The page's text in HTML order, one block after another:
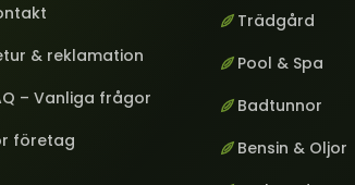
& reklamation
– Vanliga frågor
företag
Trädgård
Pool & Spa
Badtunnor
Bensin & Oljor